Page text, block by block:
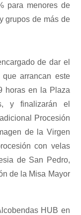
para menores de
grupos de más de
de dar el
que arrancan este
horas en la Plaza
y finalizarán el
Procesión
de la Virgen
con velas
de San Pedro,
de la Misa Mayor
HUB en